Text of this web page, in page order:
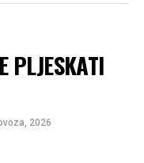
PLJESKATI
2026